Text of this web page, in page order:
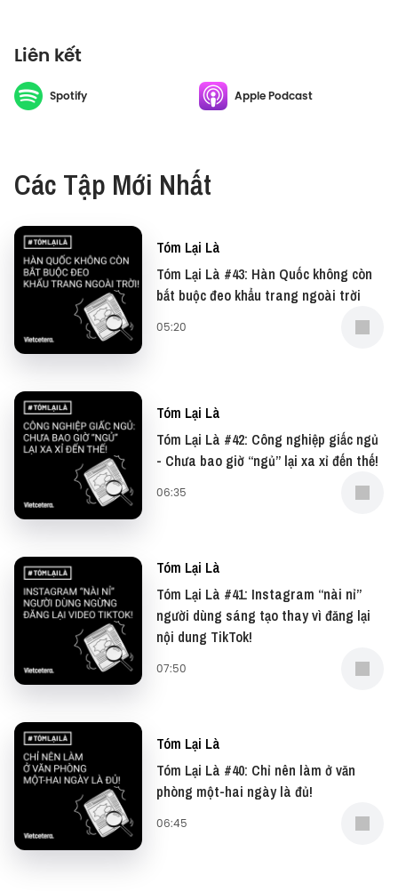
Tịnh thất Bồng Lai trục lợi như thế nào? Kinh tế niềm
tin có thể lớn mạnh ra sao? Lắng nghe Tóm Lại Là và
cùng tìm hiểu nhé.
Liên kết
Spotify Apple Podcast
Các Tập Mới Nhất
Tóm Lại Là
Tóm Lại Là #43: Hàn Quốc không còn
bắt buộc đeo khẩu trang ngoài trời
05:20
Tóm Lại Là
Tóm Lại Là #42: Công nghiệp giấc ngủ
- Chưa bao giờ “ngủ” lại xa xỉ đến thế!
06:35
Tóm Lại Là
Tóm Lại Là #41: Instagram “nài nỉ”
người dùng sáng tạo thay vì đăng lại
nội dung TikTok!
07:50
Tóm Lại Là
Tóm Lại Là #40: Chỉ nên làm ở văn
phòng một-hai ngày là đủ!
06:45